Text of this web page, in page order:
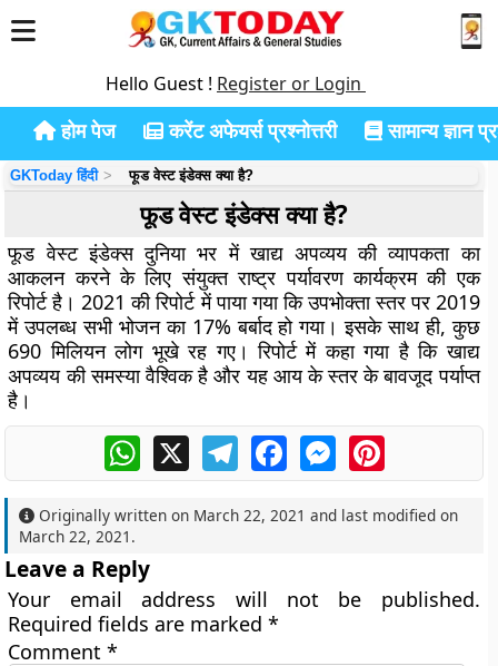
Hello Guest ! Register or Login
होम पेज करेंट अफेयर्स प्रश्नोत्तरी सामान्य ज्ञान
GKToday हिंदी फूड वेस्ट इंडेक्स क्या है?
फूड वेस्ट इंडेक्स क्या है?
फूड वेस्ट इंडेक्स दुनिया भर में खाद्य अपव्यय की व्यापकता का
आकलन करने के लिए संयुक्त राष्ट्र पर्यावरण कार्यक्रम की एक
रिपोर्ट है। 2021 की रिपोर्ट में पाया गया कि उपभोक्ता स्तर पर 2019
में उपलब्ध सभी भोजन का 17% बर्बाद हो गया। इसके साथ ही, कुछ
690 मिलियन लोग भूखे रह गए। रिपोर्ट में कहा गया है कि खाद्य
अपव्यय की समस्या वैश्विक है और यह आय के स्तर के बावजूद पर्याप्त
है।
WhatsApp
X TelegramFacebookMessengerPinterest
Originally written on March 22, 2021 and last modified on
March 22, 2021 .
Leave a Reply
Your email address will not be published.
Required fields are marked*
Comment*